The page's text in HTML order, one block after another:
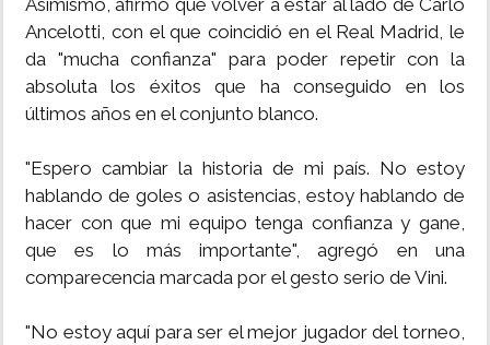
Asimismo, afirmó que volver a estar al lado de Carlo
Ancelotti, con el que coincidió en el Real Madrid, le
da "mucha confianza" para poder repetir con la
absoluta los éxitos que ha conseguido en los
últimos años en el conjunto blanco.
"Espero cambiar la historia de mi país. No estoy
hablando de goles o asistencias, estoy hablando de
hacer con que mi equipo tenga confianza y gane,
que es lo más importante", agregó en una
comparecencia marcada por el gesto serio de Vini.
"No estoy aquí para ser el mejor jugador del torneo,